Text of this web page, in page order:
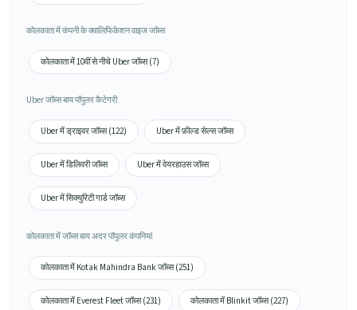
कोलकाता में कंपनी के क्वालिफिकेशन वाइज जॉब्स
कोलकाता में 10वीं से नीचे Uber जॉब्स (7)
Uber जॉब्स बाय पॉपुलर कैटेगरी
Uber में ड्राइवर जॉब्स (122) Uber में फ़ील्ड सेल्स जॉब्स
Uber में डिलिवरी जॉब्स Uber में वेयरहाउस जॉब्स
Uber में सिक्युरिटी गार्ड जॉब्स
कोलकाता में जॉब्स बाय अदर पॉपुलर कंपनियां
कोलकाता में Kotak Mahindra Bank जॉब्स (251)
कोलकाता में Everest Fleet जॉब्स (231) कोलकाता में Blinkit जॉब्स (227)